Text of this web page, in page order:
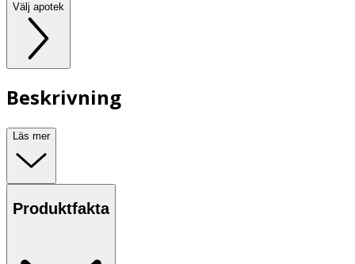
Välj apotek
Beskrivning
Läs mer
Produktfakta